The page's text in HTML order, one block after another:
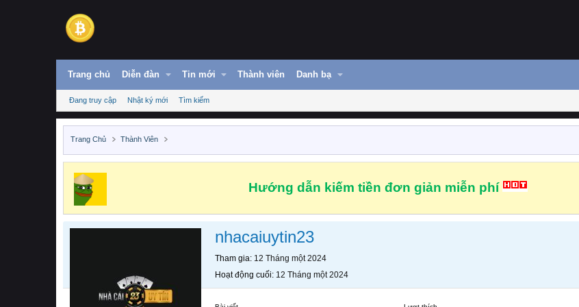
Trang chủ Diễn đàn Tin mới Thành viên Danh bạ
Đang truy cập Nhật ký mới Tìm kiếm
Trang Chủ Thành Viên
Hướng dẫn kiếm tiền đơn giản miễn phí
nhacaiuytin23
Tham gia 12 Tháng một 2024
Hoạt động cuối 12 Tháng một 2024